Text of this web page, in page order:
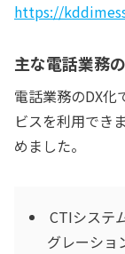
https://
主な電話業務
電話業務のDX化
ビスを利用でき
めました。
CTIシステ
グレーショ